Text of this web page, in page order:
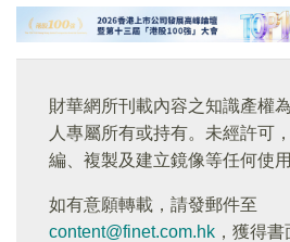
財華網所刊載內容之知識產權
人專屬所有或持有。未經許可
編、複製及建立鏡像等任何使用
如有意願轉載，請發郵件至
content@finet.com.hk ，獲得